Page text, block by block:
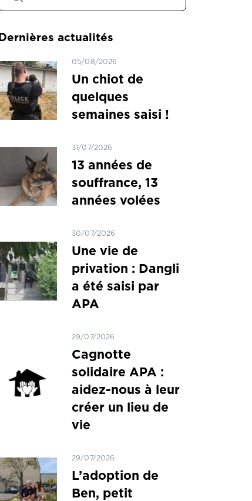
Dernières actualités
05/08/2026
Un chiot de
quelques
semaines saisi !
31/07/2026
13 années de
souffrance, 13
années volées
30/07/2026
Une vie de
privation : Dangli
a été saisi par
APA
29/07/2026
Cagnotte
solidaire APA :
aidez-nous à leur
créer un lieu de
vie
29/07/2026
L’adoption de
Ben, petit